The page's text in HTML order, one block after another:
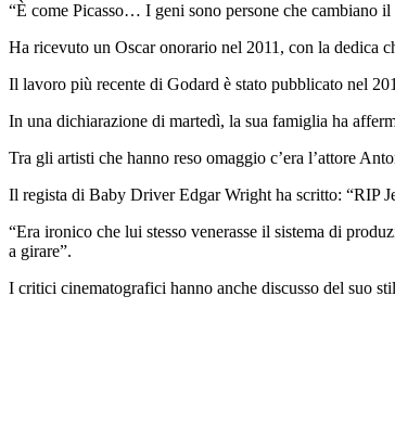
“È come Picasso… I geni sono persone che cambiano il
Ha ricevuto un Oscar onorario nel 2011, con la dedica
Il lavoro più recente di Godard è stato pubblicato nel
In una dichiarazione di martedì, la sua famiglia ha
Tra gli artisti che hanno reso omaggio c’era l’attore
Il regista di Baby Driver Edgar Wright ha scritto: “RIP
“Era ironico che lui stesso venerasse il sistema di
a girare”.
I critici cinematografici hanno anche discusso del suo